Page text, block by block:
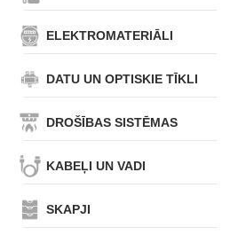
ELEKTROMATERIĀLI
DATU UN OPTISKIE TĪKLI
DROŠĪBAS SISTĒMAS
KABEĻI UN VADI
SKAPJI